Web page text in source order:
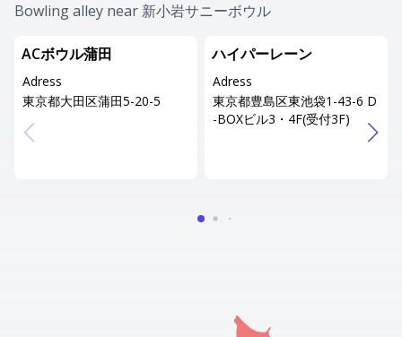
Bowling alley near 新小岩サニーボウル
ACボウル蒲田
Adress
東京都大田区蒲田5-20-5
ハイパーレーン
Adress
東京都豊島区東池袋1-43-6 D
-BOXビル3・4F(受付3F)